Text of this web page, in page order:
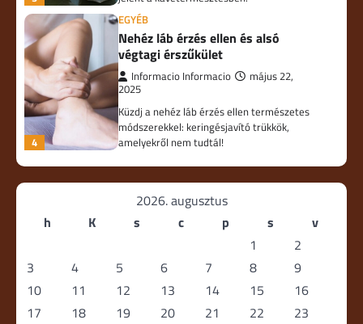
4
EGYÉB
Nehéz láb érzés ellen és alsó
végtagi érszűkület
Informacio Informacio
május 22,
2025
Küzdj a nehéz láb érzés ellen természetes
módszerekkel: keringésjavító trükkök,
amelyekről nem tudtál!
2026. augusztus
h
K s c p s
v
1
2
3
4 5 6 7 8
9
10
11 12 13 14 15
16
17
18 19 20 21 22
23